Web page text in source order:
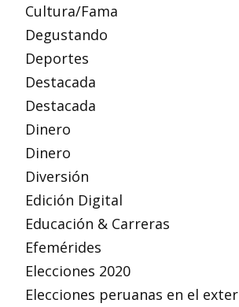
Cultura/Fama
Degustando
Deportes
Destacada
Destacada
Dinero
Dinero
Diversión
Edición Digital
Educación & Carreras
Efemérides
Elecciones 2020
Elecciones peruanas en el